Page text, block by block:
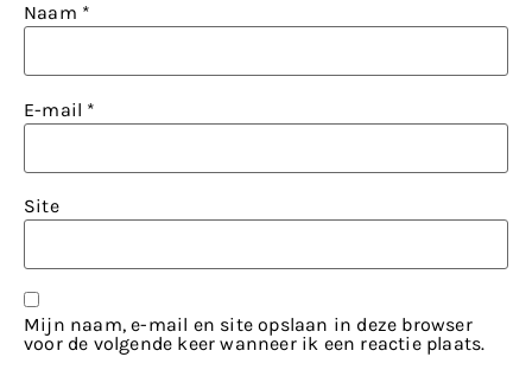
Naam *
E-mail *
Site
Mijn naam, e-mail en site opslaan in deze browser
voor de volgende keer wanneer ik een reactie plaats.